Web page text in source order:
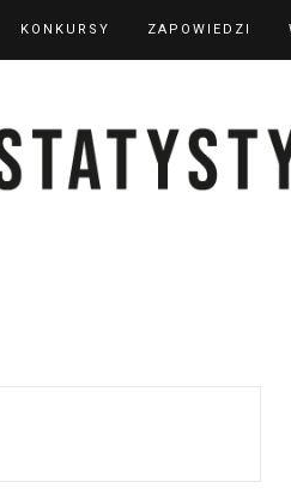
KONKURSY ZAPOWIEDZI